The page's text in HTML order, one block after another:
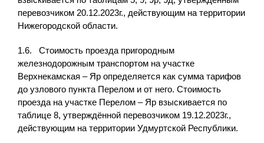
перевозчиком 20.12.2023г., действующим на территории
Нижегородской области.
1.6. Стоимость проезда пригородным
железнодорожным транспортом на участке
Верхнекамская – Яр определяется как сумма тарифов
до узлового пункта Перелом и от него. Стоимость
проезда на участке Перелом – Яр взыскивается по
таблице 8, утверждённой перевозчиком 19.12.2023г.,
действующим на территории Удмуртской Республики.